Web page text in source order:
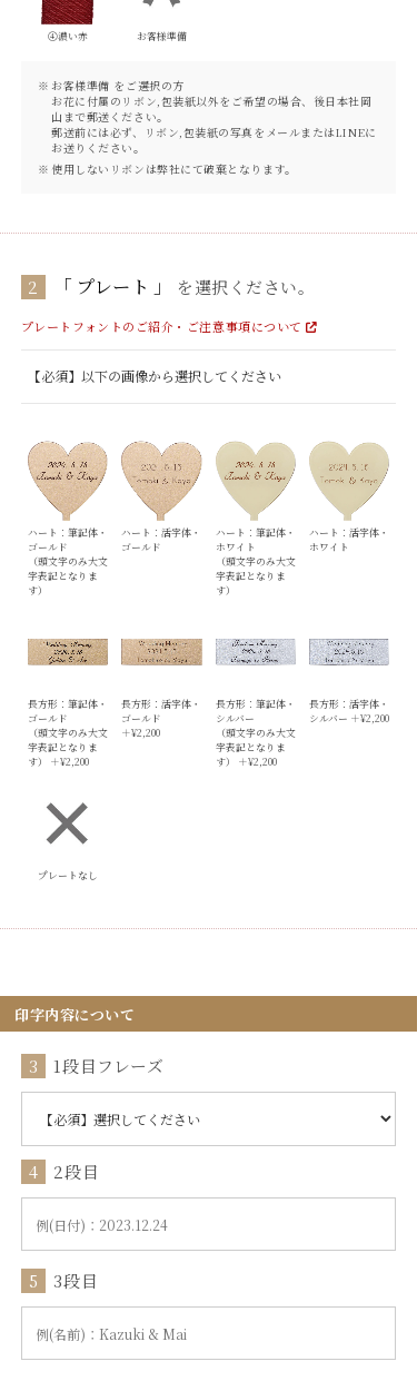
④濃い赤 お客様準備
お客様準備 をご選択の方
お花に付属のリボン,包装紙以外をご希望の場合、後日本社岡
山まで郵送ください。
郵送前には必ず、リボン,包装紙の写真をメールまたはLINEに
お送りください。
使用しないリボンは弊社にて破棄となります。
2 プレート を選択ください。
プレートフォントのご紹介・ご注意事項について
ハート：筆記体・
ゴールド
（頭文字のみ大文
字表記となりま
す）
ハート：活字体・
ゴールド
ハート：筆記体・
ホワイト
（頭文字のみ大文
字表記となりま
す）
ハート：活字体・
ホワイト
長方形：筆記体・
ゴールド
（頭文字のみ大文
字表記となりま
す） ＋¥2,200
長方形：活字体・
ゴールド
＋¥2,200
長方形：筆記体・
シルバー
（頭文字のみ大文
字表記となりま
す）
＋¥2,200
長方形：活字体・
シルバー ＋¥2,200
プレートなし
印字内容について
3 1段目フレーズ
4 2段目
5 3段目